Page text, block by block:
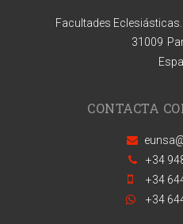
Facultades
31009
CONTACTA
+34
+34
+34